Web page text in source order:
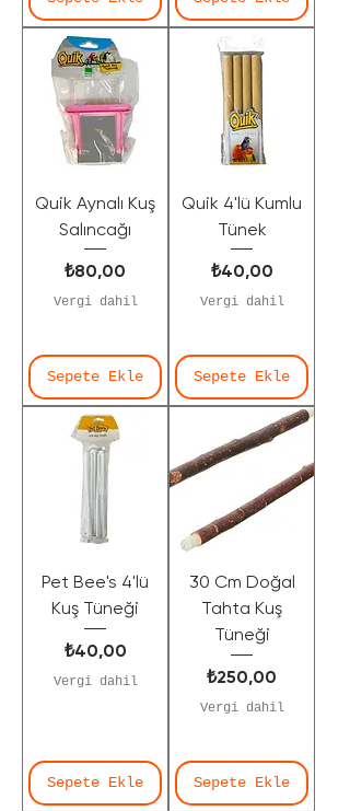
Quik Aynalı Kuş
Salıncağı
Fiyat
₺80,00
Vergi dahil
Sepete Ekle
Quik 4'lü Kumlu
Tünek
Fiyat
₺40,00
Vergi dahil
Sepete Ekle
Pet Bee's 4'lü
Kuş Tüneği
Fiyat
₺40,00
Vergi dahil
Sepete Ekle
30 Cm Doğal
Tahta Kuş
Tüneği
Fiyat
₺250,00
Vergi dahil
Sepete Ekle